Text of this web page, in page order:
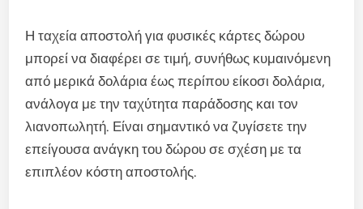
Η ταχεία αποστολή για φυσικές κάρτες δώρου
μπορεί να διαφέρει σε τιμή, συνήθως κυμαινόμενη
από μερικά δολάρια έως περίπου είκοσι δολάρια,
ανάλογα με την ταχύτητα παράδοσης και τον
λιανοπωλητή. Είναι σημαντικό να ζυγίσετε την
επείγουσα ανάγκη του δώρου σε σχέση με τα
επιπλέον κόστη αποστολής.